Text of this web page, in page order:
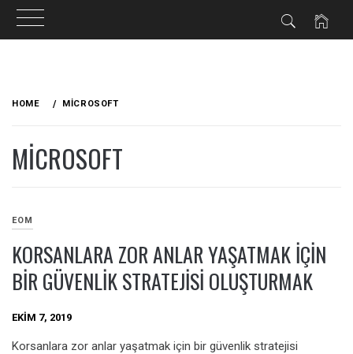
HOME MICROSOFT
MICROSOFT
EOM
KORSANLARA ZOR ANLAR YAŞATMAK IÇIN
BIR GÜVENLIK STRATEJISI OLUŞTURMAK
EKIM 7, 2019
Korsanlara zor anlar yaşatmak için bir güvenlik stratejisi